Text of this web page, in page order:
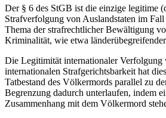
Der § 6 des StGB ist die einzige legitime
Strafverfolgung von Auslandstaten im
Thema der strafrechtlicher Bewältigung
Kriminalität, wie etwa
Die Legitimität internationaler Verfolgung
internationalen Strafgerichtsbarkeit hat
Tatbestand des Völkermords parallel zu
Begrenzung dadurch unterlaufen, indem
Zusammenhang mit dem Völkermord